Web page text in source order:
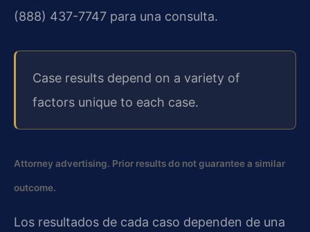
(888) 437-7747 para una consulta.
Case results depend on a variety of
factors unique to each case.
Attorney advertising. Prior results do not guarantee a similar
outcome.
Los resultados de cada caso dependen de una